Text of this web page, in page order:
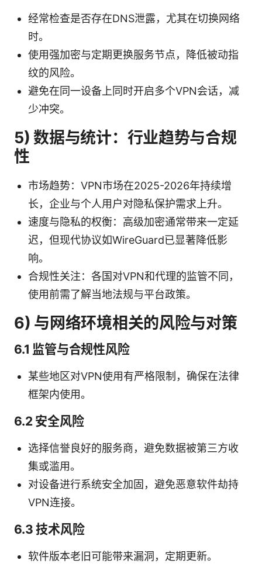
经常检查是否存在DNS泄露，尤其在切换网络
时。
使用强加密与定期更换服务节点，降低被动指
纹的风险。
避免在同一设备上同时开启多个VPN会话，减
少冲突。
5) 数据与统计：行业趋势与合规
性
市场趋势：VPN市场在2025-2026年持续增
长，企业与个人用户对隐私保护需求上升。
速度与隐私的权衡：高级加密通常带来一定延
迟，但现代协议如WireGuard已显著降低影
响。
合规性关注：各国对VPN和代理的监管不同，
使用前需了解当地法规与平台政策。
6) 与网络环境相关的风险与对策
6.1 监管与合规性风险
某些地区对VPN使用有严格限制，确保在法律
框架内使用。
6.2 安全风险
选择信誉良好的服务商，避免数据被第三方收
集或滥用。
对设备进行系统安全加固，避免恶意软件劫持
VPN连接。
6.3 技术风险
软件版本老旧可能带来漏洞，定期更新。